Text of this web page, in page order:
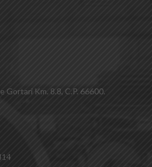
Gortari Km. 8.8, C.P. 66600.